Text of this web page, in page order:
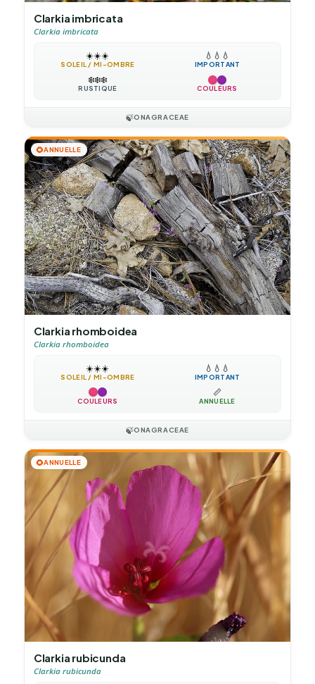
Clarkia imbricata
Clarkia imbricata
☀️☀️☀️
SOLEIL / MI-OMBRE
💧 💧 💧
IMPORTANT
❄️❄️❄️
RUSTIQUE COULEURS
🍃ONAGRACEAE
🌻ANNUELLE
Clarkia rhomboidea
Clarkia rhomboidea
☀️☀️☀️
SOLEIL / MI-OMBRE
💧 💧 💧
IMPORTANT
COULEURS
📏
ANNUELLE
🍃ONAGRACEAE
🌻ANNUELLE
Clarkia rubicunda
Clarkia rubicunda